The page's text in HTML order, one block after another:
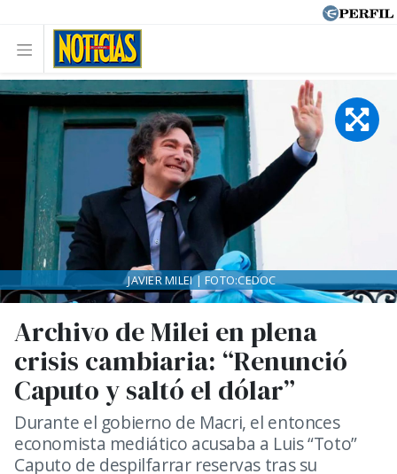
Archivo de Milei en plena
crisis cambiaria: “Renunció
Caputo y saltó el dólar”
Durante el gobierno de Macri, el entonces
economista mediático acusaba a Luis “Toto”
Caputo de despilfarrar reservas tras su
JAVIER MILEI | FOTO:CEDOC